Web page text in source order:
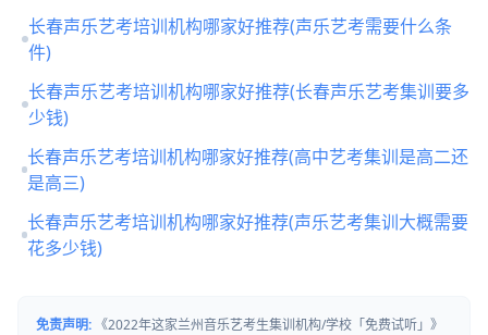
长春声乐艺考培训机构哪家好推荐(声乐艺考需要什么条
件)
长春声乐艺考培训机构哪家好推荐(长春声乐艺考集训要多
少钱)
长春声乐艺考培训机构哪家好推荐(高中艺考集训是高二还
是高三)
长春声乐艺考培训机构哪家好推荐(声乐艺考集训大概需要
花多少钱)
免责声明: 《2022年这家兰州音乐艺考生集训机构/学校「免费试听」》